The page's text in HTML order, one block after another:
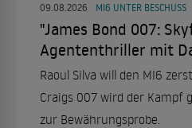
09.08.2026 MI6 UNTER BESCHUSS
"James Bond 007:
Agententhriller mit
Raoul Silva will den MI6
Craigs 007 wird der Kampf
zur Bewährungsprobe.